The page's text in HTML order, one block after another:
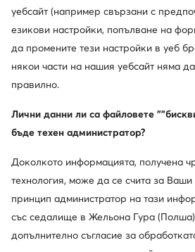
уебсайт (например свързани с
езикови настройки, попълване на
да промените тези настройки в уеб
някои части на нашия уебсайт няма
правилно.
Лични данни ли са файловете
бъде техен администратор?
Доколкото информацията, получена
технология, може да се счита за
принцип администратор на тази
със седалище в Жельона Гура
допълнително съгласие за